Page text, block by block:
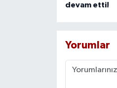
devam etti!
Yorumlar